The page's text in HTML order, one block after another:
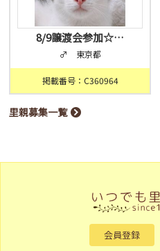
8/9譲渡会参加☆…
♂ 東京都
掲載番号：C360964
里親募集一覧
会員登録